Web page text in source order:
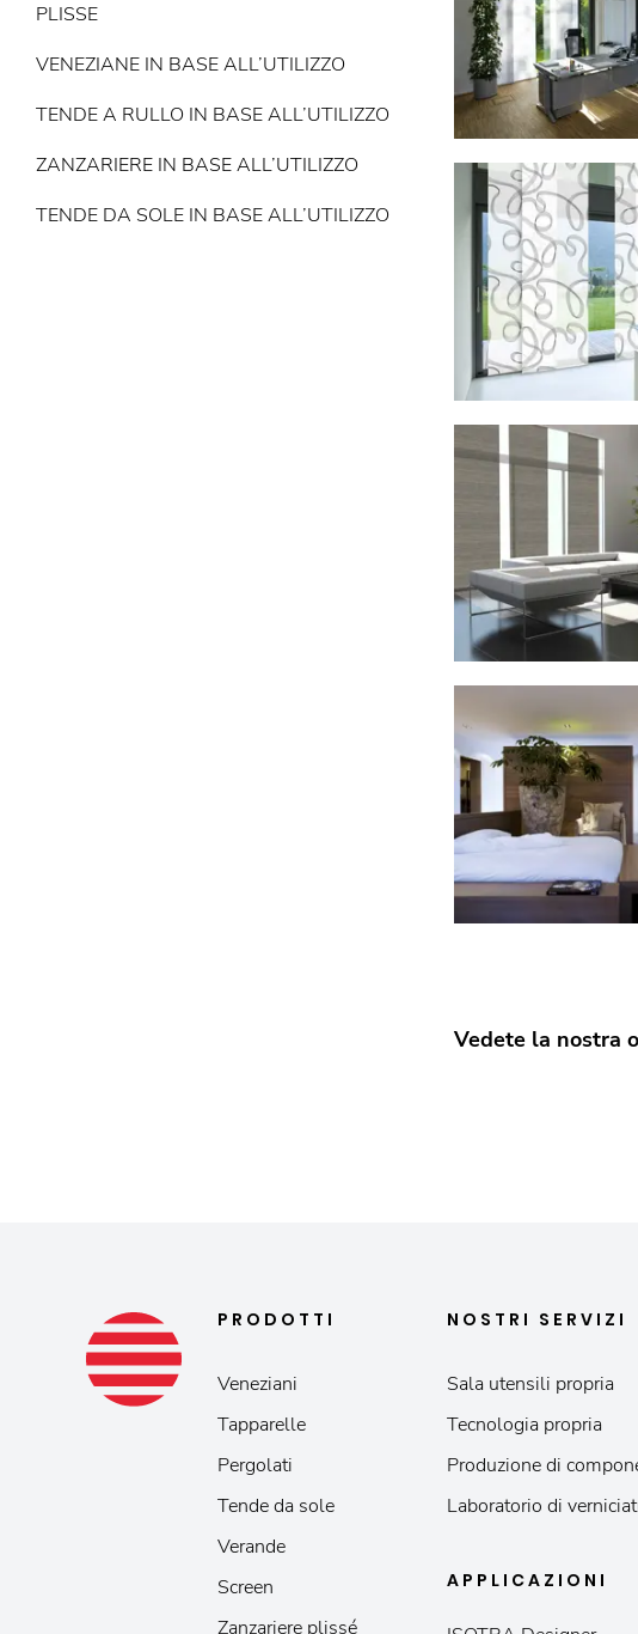
PLISSE
VENEZIANE IN BASE ALL’UTILIZZO
TENDE A RULLO IN BASE ALL’UTILIZZO
ZANZARIERE IN BASE ALL’UTILIZZO
TENDE DA SOLE IN BASE ALL’UTILIZZO
Vedete la nostra
PRODOTTI
Veneziani
Tapparelle
Pergolati
Tende da sole
Verande
Screen
Zanzariere plissé
NOSTRI SERVIZI
Sala utensili propria
Tecnologia propria
Produzione di
Laboratorio di
APPLICAZIONI